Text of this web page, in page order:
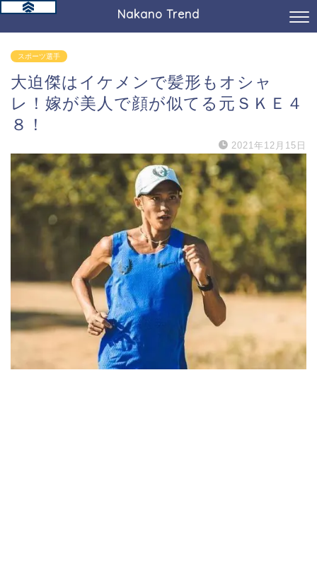
Nakano Trend
スポーツ選手
大迫傑はイケメンで髪形もオシャ
レ！嫁が美人で顔が似てる元ＳＫＥ４
８！
2021年12月15日